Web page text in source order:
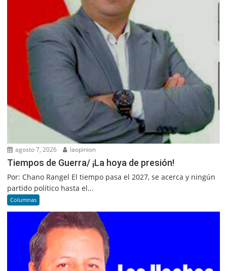
agosto 7, 2026 laopinion
Tiempos de Guerra/ ¡La hoya de presión!
Por: Chano Rangel El tiempo pasa el 2027, se acerca y ningún
partido político hasta el...
Columnas